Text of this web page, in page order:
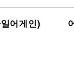
어게인)